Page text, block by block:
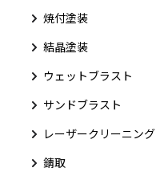
焼付塗装
結晶塗装
ウェットブラスト
サンドブラスト
レーザークリーニング
錆取